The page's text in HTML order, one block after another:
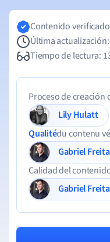
Contenido verificado
Última
Tiempo de lectura:
Proceso de
Lily Hulatt
Qualitédu contenu
Gabriel
Calidad del
Gabriel